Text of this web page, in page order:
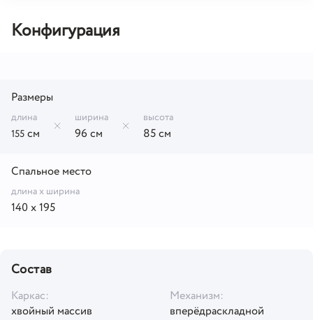
Конфигурация
Размеры
длина
155 см
ширина
96 см
высота
85 см
Спальное место
длина x ширина
140 x 195
Состав
Каркас:
хвойный массив
Механизм:
вперёдраскладной